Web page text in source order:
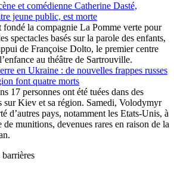
et comédienne Catherine Dasté,
jeune public, est morte
fondé la compagnie La Pomme verte pour
spectacles basés sur la parole des enfants,
de Françoise Dolto, le premier centre
au théâtre de Sartrouville.
en Ukraine : de nouvelles frappes russes
font quatre morts
17 personnes ont été tuées dans des
sur Kiev et sa région. Samedi, Volodymyr
d’autres pays, notamment les Etats-Unis, à
munitions, devenues rares en raison de la
barrières